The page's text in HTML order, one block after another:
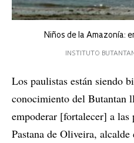
Niños de la Amazonía:
INSTITUTO
Los paulistas están siendo
conocimiento del Butantan
empoderar [fortalecer] a las
Pastana de Oliveira,